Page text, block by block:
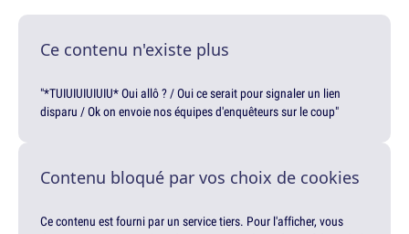
Ce contenu n'existe plus
"*TUIUIUIUIUIU* Oui allô ? / Oui ce serait pour signaler un lien
disparu / Ok on envoie nos équipes d'enquêteurs sur le coup"
Contenu bloqué par vos choix de cookies
Ce contenu est fourni par un service tiers. Pour l'afficher, vous